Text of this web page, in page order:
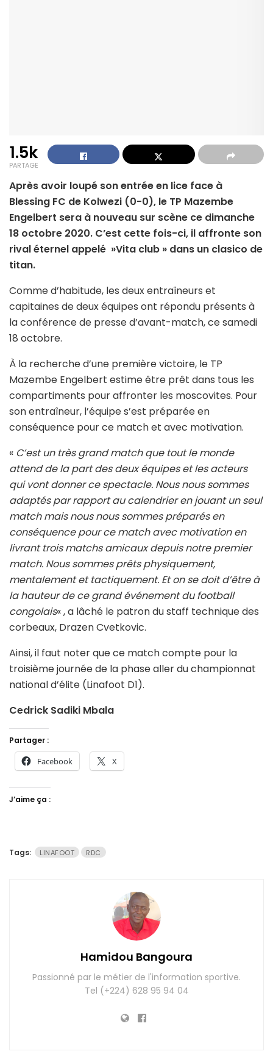
1.5k
PARTAGE
Après avoir loupé son entrée en lice face à
Blessing FC de Kolwezi (0-0), le TP Mazembe
Engelbert sera à nouveau sur scène ce dimanche
18 octobre 2020. C’est cette fois-ci, il affronte son
rival éternel appelé »Vita club » dans un clasico de
titan.
Comme d’habitude, les deux entraîneurs et
capitaines de deux équipes ont répondu présents à
la conférence de presse d’avant-match, ce samedi
18 octobre.
À la recherche d’une première victoire, le TP
Mazembe Engelbert estime être prêt dans tous les
compartiments pour affronter les moscovites. Pour
son entraîneur, l’équipe s’est préparée en
conséquence pour ce match et avec motivation.
« C’est un très grand match que tout le monde
attend de la part des deux équipes et les acteurs
qui vont donner ce spectacle. Nous nous sommes
adaptés par rapport au calendrier en jouant un seul
match mais nous nous sommes préparés en
conséquence pour ce match avec motivation en
livrant trois matchs amicaux depuis notre premier
match. Nous sommes prêts physiquement,
mentalement et tactiquement. Et on se doit d’être à
la hauteur de ce grand événement du football
congolais« , a lâché le patron du staff technique des
corbeaux, Drazen Cvetkovic.
Ainsi, il faut noter que ce match compte pour la
troisième journée de la phase aller du championnat
national d’élite (Linafoot D1).
Cedrick Sadiki Mbala
Partager :
Facebook X
J’aime ça :
Tags: LINAFOOT RDC
Hamidou Bangoura
Passionné par le métier de l'information sportive.
Tel (+224) 628 95 94 04